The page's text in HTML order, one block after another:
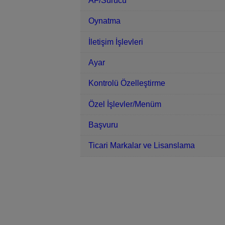
Oynatma
İletişim İşlevleri
Ayar
Kontrolü Özelleştirme
Özel İşlevler/Menüm
Başvuru
Ticari Markalar ve Lisanslama